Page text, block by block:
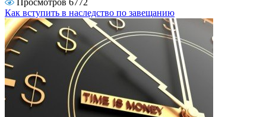
Просмотров 6772
Как вступить в наследство по завещанию